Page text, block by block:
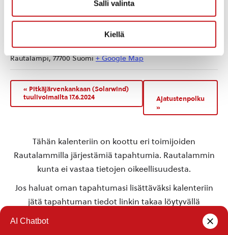
Salli valinta
Kiellä
Rautalammin kunnanvirasto
Rautalampi, 77700 Suomi + Google Map
« Pitkäjärvenkankaan (Solarwind)
tuulivoimailta 17.6.2024
Ajatustenpolku
»
Tähän kalenteriin on koottu eri toimijoiden
Rautalammilla järjestämiä tapahtumia. Rautalammin
kunta ei vastaa tietojen oikeellisuudesta.
Jos haluat oman tapahtumasi lisättäväksi kalenteriin
jätä tapahtuman tiedot linkin takaa löytyvällä